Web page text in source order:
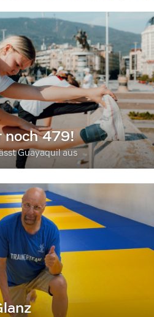
noch 479!
Guayaquil aus